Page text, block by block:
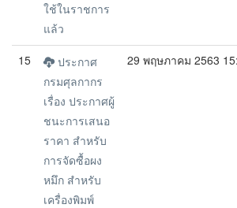
ใช้ในราชการ
แล้ว
15
ประกาศ
กรมศุลกากร
เรื่อง ประกาศผู้
ชนะการเสนอ
ราคา สำหรับ
การจัดซื้อผง
หมึก สำหรับ
เครื่องพิมพ์
29 พฤษภาคม 2563